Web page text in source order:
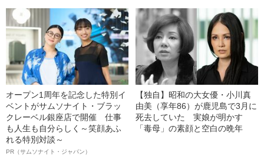
オープン1周年を記念した特別イ
ベントがサムソナイト・ブラッ
クレーベル銀座店で開催 仕事
も人生も自分らしく～笑顔あふ
れる特別対談～
PR（サムソナイト・ジャパン）
【独自】昭和の大女優・小川真
由美（享年86）が鹿児島で3月に
死去していた 実娘が明かす
「毒母」の素顔と空白の晩年